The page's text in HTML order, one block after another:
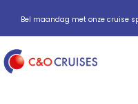
Bel maandag met onze cruise